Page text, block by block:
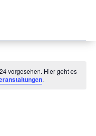
vorgesehen. Hier geht es
.